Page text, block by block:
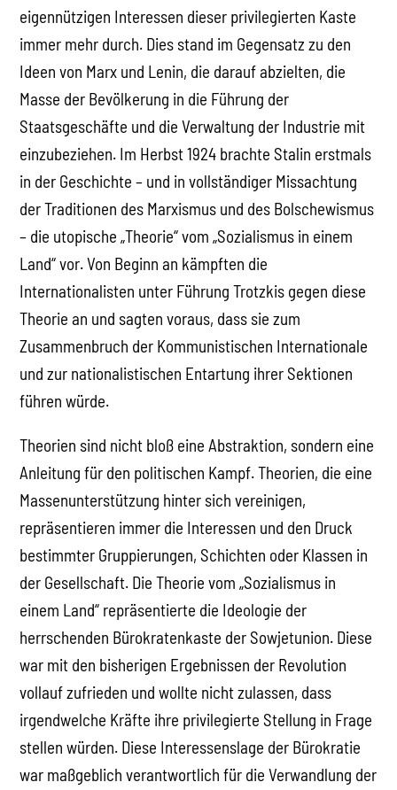
eigennützigen Interessen dieser privilegierten Kaste
immer mehr durch. Dies stand im Gegensatz zu den
Ideen von Marx und Lenin, die darauf abzielten, die
Masse der Bevölkerung in die Führung der
Staatsgeschäfte und die Verwaltung der Industrie mit
einzubeziehen. Im Herbst 1924 brachte Stalin erstmals
in der Geschichte – und in vollständiger Missachtung
der Traditionen des Marxismus und des Bolschewismus
– die utopische „Theorie“ vom „Sozialismus in einem
Land“ vor. Von Beginn an kämpften die
Internationalisten unter Führung Trotzkis gegen diese
Theorie an und sagten voraus, dass sie zum
Zusammenbruch der Kommunistischen Internationale
und zur nationalistischen Entartung ihrer Sektionen
führen würde.
Theorien sind nicht bloß eine Abstraktion, sondern eine
Anleitung für den politischen Kampf. Theorien, die eine
Massenunterstützung hinter sich vereinigen,
repräsentieren immer die Interessen und den Druck
bestimmter Gruppierungen, Schichten oder Klassen in
der Gesellschaft. Die Theorie vom „Sozialismus in
einem Land“ repräsentierte die Ideologie der
herrschenden Bürokratenkaste der Sowjetunion. Diese
war mit den bisherigen Ergebnissen der Revolution
vollauf zufrieden und wollte nicht zulassen, dass
irgendwelche Kräfte ihre privilegierte Stellung in Frage
stellen würden. Diese Interessenslage der Bürokratie
war maßgeblich verantwortlich für die Verwandlung der